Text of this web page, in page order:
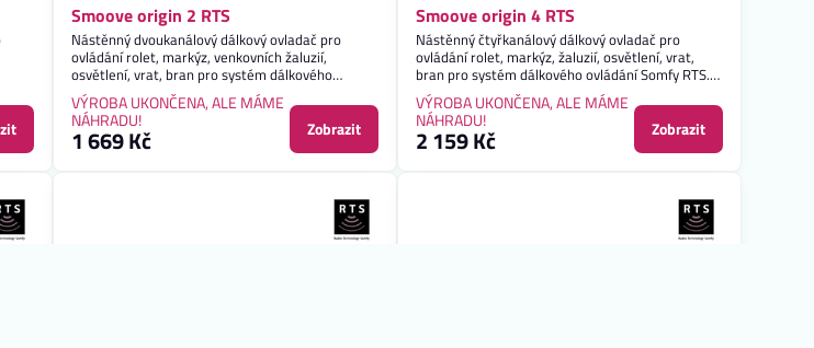
Smoove origin 2 RTS
Nástěnný dvoukanálový dálkový ovladač pro
ovládání rolet, markýz, venkovních žaluzií,
osvětlení, vrat, bran pro systém dálkového
ovládání Somfy RTS. Záruka 2 roky.
VÝROBA UKONČENA, ALE MÁME
NÁHRADU!
1 669 Kč Zobrazit
Smoove origin 4 RTS
Nástěnný čtyřkanálový dálkový ovladač pro
ovládání rolet, markýz, žaluzií, osvětlení, vrat,
bran pro systém dálkového ovládání Somfy RTS.
Záruka 2 roky.
VÝROBA UKONČENA, ALE MÁME
NÁHRADU!
2 159 Kč Zobrazit